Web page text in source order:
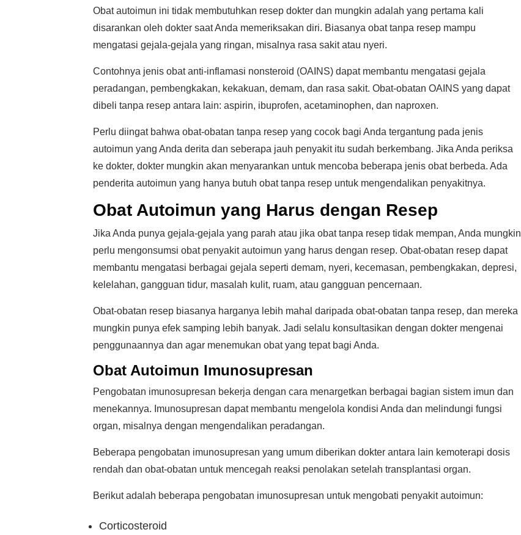
Obat autoimun ini tidak membutuhkan resep dokter dan mungkin adalah yang pertama kali
disarankan oleh dokter saat Anda memeriksakan diri. Biasanya obat tanpa resep mampu
mengatasi gejala-gejala yang ringan, misalnya rasa sakit atau nyeri.
Contohnya jenis obat anti-inflamasi nonsteroid (OAINS) dapat membantu mengatasi gejala
peradangan, pembengkakan, kekakuan, demam, dan rasa sakit. Obat-obatan OAINS yang dapat
dibeli tanpa resep antara lain: aspirin, ibuprofen, acetaminophen, dan naproxen.
Perlu diingat bahwa obat-obatan tanpa resep yang cocok bagi Anda tergantung pada jenis
autoimun yang Anda derita dan seberapa jauh penyakit itu sudah berkembang. Jika Anda periksa
ke dokter, dokter mungkin akan menyarankan untuk mencoba beberapa jenis obat berbeda. Ada
penderita autoimun yang hanya butuh obat tanpa resep untuk mengendalikan penyakitnya.
Obat Autoimun yang Harus dengan Resep
Jika Anda punya gejala-gejala yang parah atau jika obat tanpa resep tidak mempan, Anda mungkin
perlu mengonsumsi obat penyakit autoimun yang harus dengan resep. Obat-obatan resep dapat
membantu mengatasi berbagai gejala seperti demam, nyeri, kecemasan, pembengkakan, depresi,
kelelahan, gangguan tidur, masalah kulit, ruam, atau gangguan pencernaan.
Obat-obatan resep biasanya harganya lebih mahal daripada obat-obatan tanpa resep, dan mereka
mungkin punya efek samping lebih banyak. Jadi selalu konsultasikan dengan dokter mengenai
penggunaannya dan agar menemukan obat yang tepat bagi Anda.
Obat Autoimun Imunosupresan
Pengobatan imunosupresan bekerja dengan cara menargetkan berbagai bagian sistem imun dan
menekannya. Imunosupresan dapat membantu mengelola kondisi Anda dan melindungi fungsi
organ, misalnya dengan mengendalikan peradangan.
Beberapa pengobatan imunosupresan yang umum diberikan dokter antara lain kemoterapi dosis
rendah dan obat-obatan untuk mencegah reaksi penolakan setelah transplantasi organ.
Berikut adalah beberapa pengobatan imunosupresan untuk mengobati penyakit autoimun:
Corticosteroid